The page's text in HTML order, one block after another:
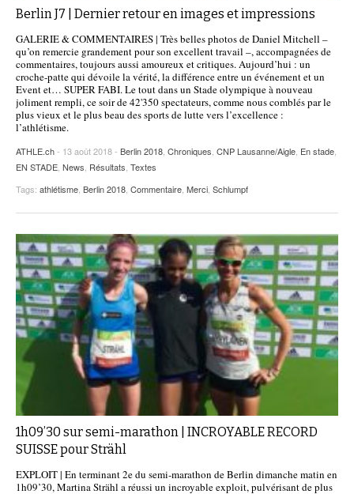
Berlin J7 | Dernier retour en images et impressions
GALERIE & COMMENTAIRES | Très belles photos de Daniel Mitchell –
qu’on remercie grandement pour son excellent travail –, accompagnées de
commentaires, toujours aussi amoureux et critiques. Aujourd’hui : un
croche-patte qui dévoile la vérité, la différence entre un événement et un
Event et… SUPER FABI. Le tout dans un Stade olympique à nouveau
joliment rempli, ce soir de 42'350 spectateurs, comme nous comblés par le
plus vieux et le plus beau des sports de lutte vers l’excellence :
l’athlétisme.
ATHLE.ch- 13 août 2018 - Berlin 2018 Chroniques CNP Lausanne/Aigle En stade
EN STADE News Résultats Textes
Tags: athlétisme Berlin 2018 Commentaire Merci Schlumpf
1h09’30 sur semi-marathon | INCROYABLE RECORD
SUISSE pour Strähl
EXPLOIT | En terminant 2e du semi-marathon de Berlin dimanche matin en
1h09’30, Martina Strähl a réussi un incroyable exploit, pulvérisant de plus